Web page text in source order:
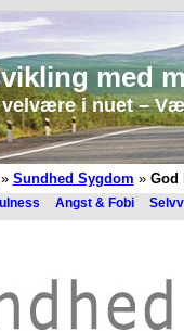
med
i nuet –
» Sundhed Sygdom » God
Angst & Fobi